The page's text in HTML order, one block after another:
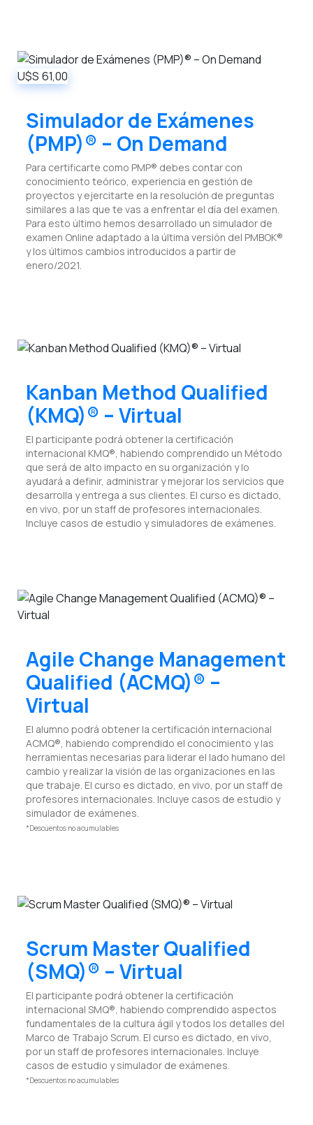
U$S 61,00
Simulador de Exámenes
(PMP)® – On Demand
Para certificarte como PMP® debes contar con
conocimiento teórico, experiencia en gestión de
proyectos y ejercitarte en la resolución de preguntas
similares a las que te vas a enfrentar el día del examen.
Para esto último hemos desarrollado un simulador de
examen Online adaptado a la última versión del PMBOK®
y los últimos cambios introducidos a partir de
enero/2021.
Kanban Method Qualified
(KMQ)® – Virtual
El participante podrá obtener la certificación
internacional KMQ®, habiendo comprendido un Método
que será de alto impacto en su organización y lo
ayudará a definir, administrar y mejorar los servicios que
desarrolla y entrega a sus clientes. El curso es dictado,
en vivo, por un staff de profesores internacionales.
Incluye casos de estudio y simuladores de exámenes.
Agile Change Management
Qualified (ACMQ)® –
Virtual
El alumno podrá obtener la certificación internacional
ACMQ®, habiendo comprendido el conocimiento y las
herramientas necesarias para liderar el lado humano del
cambio y realizar la visión de las organizaciones en las
que trabaje. El curso es dictado, en vivo, por un staff de
profesores internacionales. Incluye casos de estudio y
simulador de exámenes.
*Descuentos no acumulables
Scrum Master Qualified
(SMQ)® – Virtual
El participante podrá obtener la certificación
internacional SMQ®, habiendo comprendido aspectos
fundamentales de la cultura ágil y todos los detalles del
Marco de Trabajo Scrum. El curso es dictado, en vivo,
por un staff de profesores internacionales. Incluye
casos de estudio y simulador de exámenes.
*Descuentos no acumulables